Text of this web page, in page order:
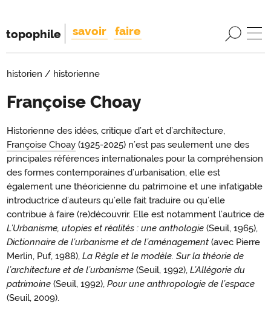
topophile savoir faire
historien / historienne
Françoise Choay
Introduction
Introduction
Historienne des idées, critique d’art et d’architecture,
Françoise Choay (1925-2025) n’est pas seulement une des
principales références internationales pour la compréhension
des formes contemporaines d’urbanisation, elle est
également une théoricienne du patrimoine et une infatigable
introductrice d’auteurs qu’elle fait traduire ou qu’elle
contribue à faire (re)découvrir. Elle est notamment l’autrice de
L’Urbanisme, utopies et réalités : une anthologie (Seuil, 1965),
Dictionnaire de l’urbanisme et de l’aménagement (avec Pierre
Merlin, Puf, 1988), La Règle et le modèle. Sur la théorie de
l’architecture et de l’urbanisme (Seuil, 1992), L’Allégorie du
patrimoine (Seuil, 1992), Pour une anthropologie de l’espace
(Seuil, 2009).